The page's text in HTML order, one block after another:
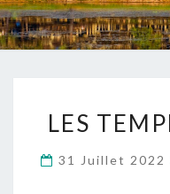
LES
31 Juillet 2022